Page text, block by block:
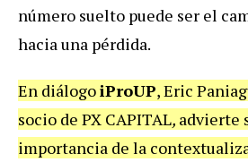
número suelto puede ser el
hacia una pérdida.
En diálogoiProUP,Eric
socio de PX CAPITAL, advierte
importancia de la